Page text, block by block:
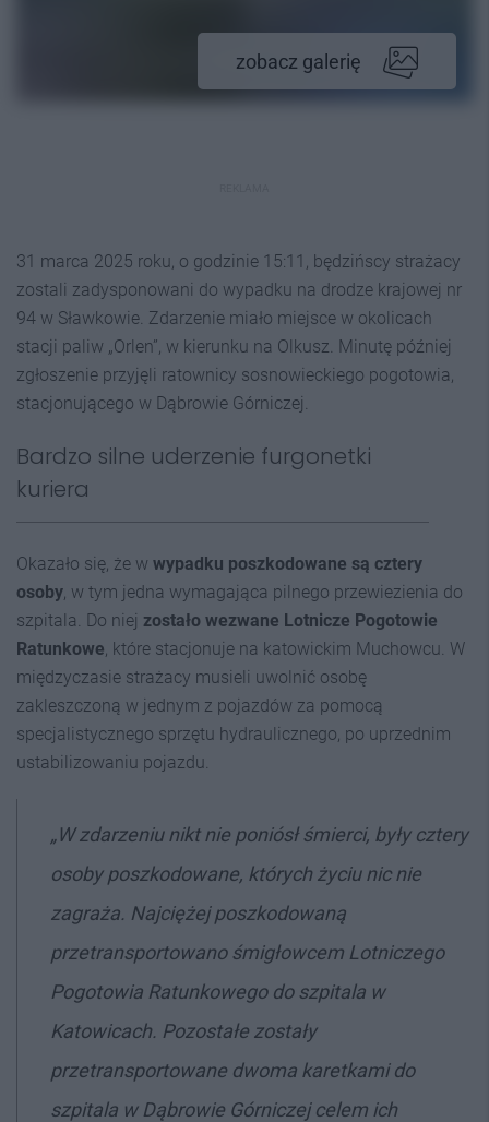
zobacz galerię
31 marca 2025 roku, o godzinie 15:11, będzińscy strażacy
zostali zadysponowani do wypadku na drodze krajowej nr
94 w Sławkowie. Zdarzenie miało miejsce w okolicach
stacji paliw „Orlen”, w kierunku na Olkusz. Minutę później
zgłoszenie przyjęli ratownicy sosnowieckiego pogotowia,
stacjonującego w Dąbrowie Górniczej.
Bardzo silne uderzenie furgonetki
kuriera
Okazało się, że w wypadku poszkodowane są cztery
osoby, w tym jedna wymagająca pilnego przewiezienia do
szpitala. Do niej zostało wezwane Lotnicze Pogotowie
Ratunkowe, które stacjonuje na katowickim Muchowcu. W
międzyczasie strażacy musieli uwolnić osobę
zakleszczoną w jednym z pojazdów za pomocą
specjalistycznego sprzętu hydraulicznego, po uprzednim
ustabilizowaniu pojazdu.
„W zdarzeniu nikt nie poniósł śmierci, były cztery
osoby poszkodowane, których życiu nic nie
zagraża. Najciężej poszkodowaną
przetransportowano śmigłowcem Lotniczego
Pogotowia Ratunkowego do szpitala w
Katowicach. Pozostałe zostały
przetransportowane dwoma karetkami do
szpitala w Dąbrowie Górniczej celem ich